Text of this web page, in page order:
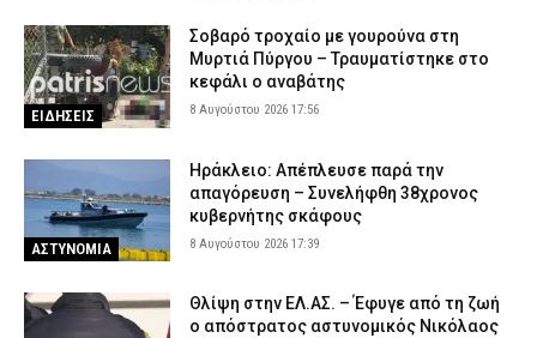
ΕΙΔΗΣΕΙΣ
Σοβαρό τροχαίο με γουρούνα στη
Μυρτιά Πύργου – Τραυματίστηκε στο
κεφάλι ο αναβάτης
8 Αυγούστου 2026 17:56
ΑΣΤΥΝΟΜΙΑ
Ηράκλειο: Απέπλευσε παρά την
απαγόρευση – Συνελήφθη 38χρονος
κυβερνήτης σκάφους
8 Αυγούστου 2026 17:39
Θλίψη στην ΕΛ.ΑΣ. – Έφυγε από τη ζωή
ο απόστρατος αστυνομικός Νικόλαος